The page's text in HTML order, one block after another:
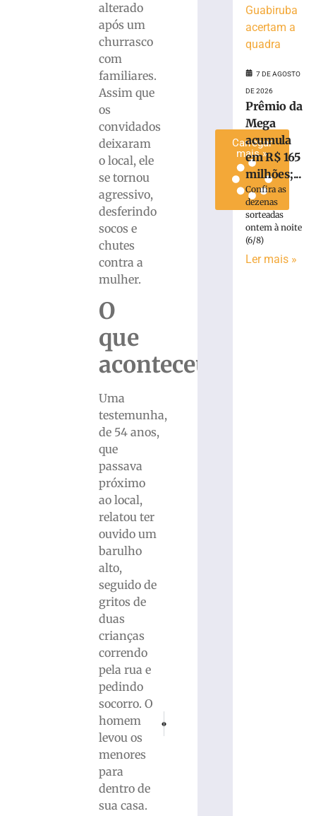
alterado
após um
churrasco
com
familiares.
Assim que
os
convidados
deixaram
o local, ele
se tornou
agressivo,
desferindo
socos e
chutes
contra a
mulher.
O
que
aconteceu?
Uma
testemunha,
de 54 anos,
que
passava
próximo
ao local,
relatou ter
ouvido um
barulho
alto,
seguido de
gritos de
duas
crianças
correndo
pela rua e
pedindo
socorro. O
homem
levou os
menores
para
dentro de
sua casa.
passageira
Carregar
mais »
7 DE AGOSTO
DE 2026
Prêmio da
Mega
acumula
em R$ 165
milhões;...
Confira as
dezenas
sorteadas
ontem à noite
(6/8)
Ler mais »